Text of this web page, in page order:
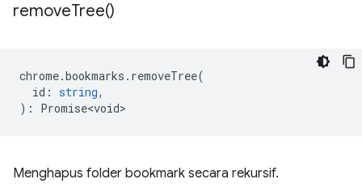
removeTree()
chrome.bookmarks . removeTree(
id : string,
) : Promise<void>
Menghapus folder bookmark secara rekursif.